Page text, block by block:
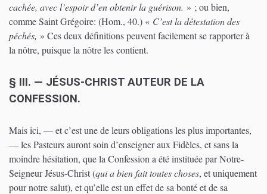
cachée, avec l’espoir d’en obtenir la guérison. » ; ou bien,
comme Saint Grégoire: (Hom., 40.) « C’est la détestation des
péchés, » Ces deux définitions peuvent facilement se rapporter à
la nôtre, puisque la nôtre les contient.
§ III. — JÉSUS-CHRIST AUTEUR DE LA
CONFESSION.
Mais ici, — et c’est une de leurs obligations les plus importantes,
— les Pasteurs auront soin d’enseigner aux Fidèles, et sans la
moindre hésitation, que la Confession a été instituée par Notre-
Seigneur Jésus-Christ (qui a bien fait toutes choses, et uniquement
pour notre salut), et qu’elle est un effet de sa bonté et de sa